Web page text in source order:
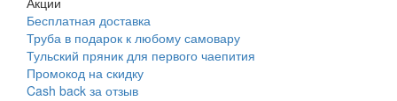
Бесплатная доставка
Труба в подарок к любому самовару
Тульский пряник для первого чаепития
Промокод на скидку
Cash back за отзыв